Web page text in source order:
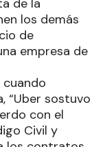
de la
los demás
de
empresa de
cuando
“Uber sostuvo
con el
Civil y